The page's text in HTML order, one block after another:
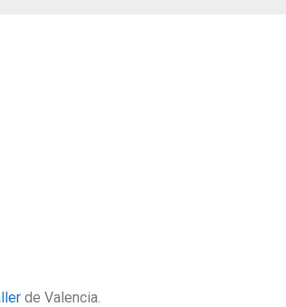
de Valencia.